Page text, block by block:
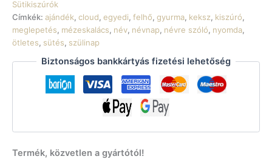
Sütikiszúrók
Címkék: ajándék, cloud, egyedi, felhő, gyurma, keksz, kiszúró,
meglepetés, mézeskalács, név, névnap, névre szóló, nyomda,
ötletes, sütés, szülinap
Biztonságos bankkártyás fizetési lehetőség
Termék, közvetlen a gyártótól!